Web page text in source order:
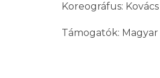
Koreográfus:
Támogatók: